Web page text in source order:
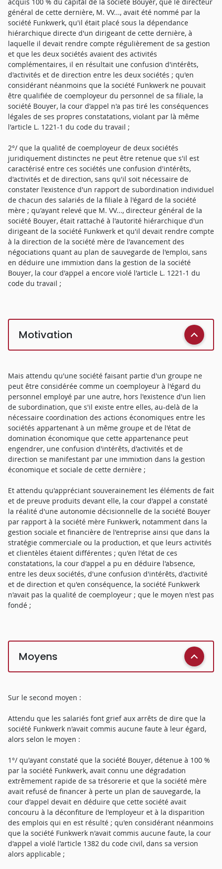
général de cette dernière, M. VV..., avait été nommé par la
société Funkwerk, qu'il était placé sous la dépendance
hiérarchique directe d'un dirigeant de cette dernière, à
laquelle il devait rendre compte régulièrement de sa gestion
et que les deux sociétés avaient des activités
complémentaires, il en résultait une confusion d'intérêts,
d'activités et de direction entre les deux sociétés ; qu'en
considérant néanmoins que la société Funkwerk ne pouvait
être qualifiée de coemployeur du personnel de sa filiale, la
société Bouyer, la cour d'appel n'a pas tiré les conséquences
légales de ses propres constatations, violant par là même
l'article L. 1221-1 du code du travail ;
2°/ que la qualité de coemployeur de deux sociétés
juridiquement distinctes ne peut être retenue que s'il est
caractérisé entre ces sociétés une confusion d'intérêts,
d'activités et de direction, sans qu'il soit nécessaire de
constater l'existence d'un rapport de subordination individuel
de chacun des salariés de la filiale à l'égard de la société
mère ; qu'ayant relevé que M. VV..., directeur général de la
société Bouyer, était rattaché à l'autorité hiérarchique d'un
dirigeant de la société Funkwerk et qu'il devait rendre compte
à la direction de la société mère de l'avancement des
négociations quant au plan de sauvegarde de l'emploi, sans
en déduire une immixtion dans la gestion de la société
Bouyer, la cour d'appel a encore violé l'article L. 1221-1 du
code du travail ;
Motivation
Mais attendu qu'une société faisant partie d'un groupe ne
peut être considérée comme un coemployeur à l'égard du
personnel employé par une autre, hors l'existence d'un lien
de subordination, que s'il existe entre elles, au-delà de la
nécessaire coordination des actions économiques entre les
sociétés appartenant à un même groupe et de l'état de
domination économique que cette appartenance peut
engendrer, une confusion d'intérêts, d'activités et de
direction se manifestant par une immixtion dans la gestion
économique et sociale de cette dernière ;
Et attendu qu'appréciant souverainement les éléments de fait
et de preuve produits devant elle, la cour d'appel a constaté
la réalité d'une autonomie décisionnelle de la société Bouyer
par rapport à la société mère Funkwerk, notamment dans la
gestion sociale et financière de l'entreprise ainsi que dans la
stratégie commerciale ou la production, et que leurs activités
et clientèles étaient différentes ; qu'en l'état de ces
constatations, la cour d'appel a pu en déduire l'absence,
entre les deux sociétés, d'une confusion d'intérêts, d'activité
et de direction et qu'en conséquence, la société Funkwerk
n'avait pas la qualité de coemployeur ; que le moyen n'est pas
fondé ;
Moyens
Sur le second moyen :
Attendu que les salariés font grief aux arrêts de dire que la
société Funkwerk n'avait commis aucune faute à leur égard,
alors selon le moyen :
1°/ qu'ayant constaté que la société Bouyer, détenue à 100 %
par la société Funkwerk, avait connu une dégradation
extrêmement rapide de sa trésorerie et que la société mère
avait refusé de financer à perte un plan de sauvegarde, la
cour d'appel devait en déduire que cette société avait
concouru à la déconfiture de l'employeur et à la disparition
des emplois qui en est résulté ; qu'en considérant néanmoins
que la société Funkwerk n'avait commis aucune faute, la cour
d'appel a violé l'article 1382 du code civil, dans sa version
alors applicable ;